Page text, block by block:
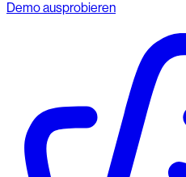
Demo ausprobieren